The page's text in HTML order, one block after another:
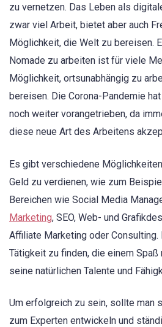
zu vernetzen. Das Leben als
zwar viel Arbeit, bietet aber auch
Möglichkeit, die Welt zu bereisen.
Nomade zu arbeiten ist für viele
Möglichkeit, ortsunabhängig zu
bereisen. Die Corona-Pandemie
noch weiter vorangetrieben, da
diese neue Art des Arbeitens
Es gibt verschiedene
Geld zu verdienen, wie zum
Bereichen wie Social Media
Marketing, SEO, Web- und
Affiliate Marketing oder
Tätigkeit zu finden, die einem Spaß
seine natürlichen Talente und
Um erfolgreich zu sein, sollte man
zum Experten entwickeln und